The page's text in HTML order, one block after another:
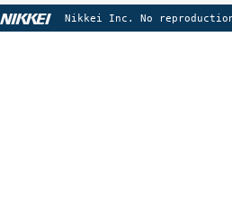
Nikkei Inc. No